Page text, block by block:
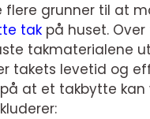
grunner til at
tak på huset.
takmaterialene
takets levetid og
på at et takbytte